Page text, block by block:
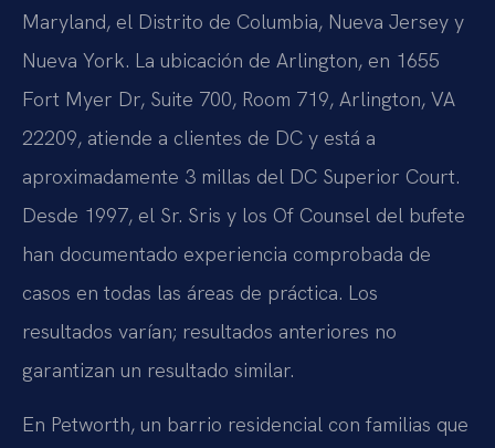
Maryland, el Distrito de Columbia, Nueva Jersey y
Nueva York. La ubicación de Arlington, en 1655
Fort Myer Dr, Suite 700, Room 719, Arlington, VA
22209, atiende a clientes de DC y está a
aproximadamente 3 millas del DC Superior Court.
Desde 1997, el Sr. Sris y los Of Counsel del bufete
han documentado experiencia comprobada de
casos en todas las áreas de práctica. Los
resultados varían; resultados anteriores no
garantizan un resultado similar.
En Petworth, un barrio residencial con familias que